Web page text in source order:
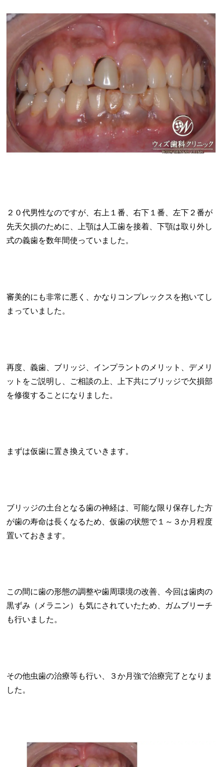
２０代男性なのですが、右上１番、右下１番、左下２番が
先天欠損のために、上顎は人工歯を接着、下顎は取り外し
式の義歯を数年間使っていました。
審美的にも非常に悪く、かなりコンプレックスを抱いてし
まっていました。
再度、義歯、ブリッジ、インプラントのメリット、デメリ
ットをご説明し、ご相談の上、上下共にブリッジで欠損部
を修復することになりました。
まずは仮歯に置き換えていきます。
ブリッジの土台となる歯の神経は、可能な限り保存した方
が歯の寿命は長くなるため、仮歯の状態で１～３か月程度
置いておきます。
この間に歯の形態の調整や歯周環境の改善、今回は歯肉の
黒ずみ（メラニン）も気にされていたため、ガムブリーチ
も行いました。
その他虫歯の治療等も行い、３か月強で治療完了となりま
した。